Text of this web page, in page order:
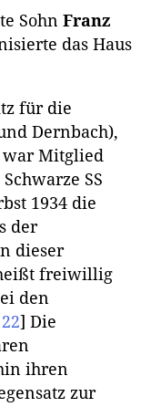
Sohn Franz
das Haus
für die
Dernbach),
war Mitglied
SS
1934 die
der
dieser
freiwillig
den
] Die
ihren
zur